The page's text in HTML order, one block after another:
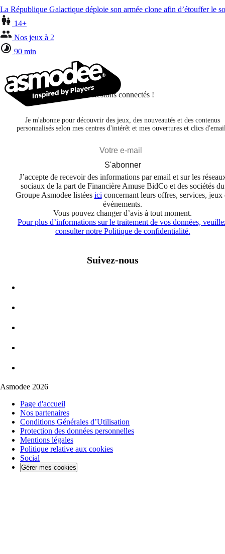
La République Galactique déploie son armée clone afin d’étouffer le
14+
Nos jeux à 2
90 min
Restons connectés !
Je m'abonne pour découvrir des jeux, des nouveautés et des contenus
personnalisés selon mes centres d'intérêt et mes ouvertures et clics
S'abonner
J’accepte de recevoir des informations par email et sur les
sociaux de la part de Financière Amuse BidCo et des sociétés du
Groupe Asmodee listées ici concernant leurs offres, services, jeux
événements.
Vous pouvez changer d’avis à tout moment.
Pour plus d’informations sur le traitement de vos données,
consulter notre Politique de confidentialité.
Suivez-nous
Asmodee 2026
Page d'accueil
Nos partenaires
Conditions Générales d’Utilisation
Protection des données personnelles
Mentions légales
Politique relative aux cookies
Social
Gérer mes cookies